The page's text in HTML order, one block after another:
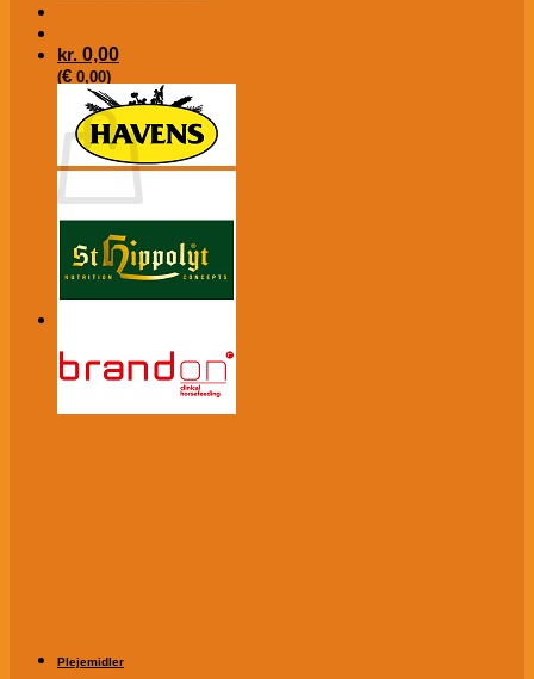
kr. 0,00
(€ 0,00)
Kurv
Ingen varer i kurven.
Tilbage til shoppen
Plejemidler